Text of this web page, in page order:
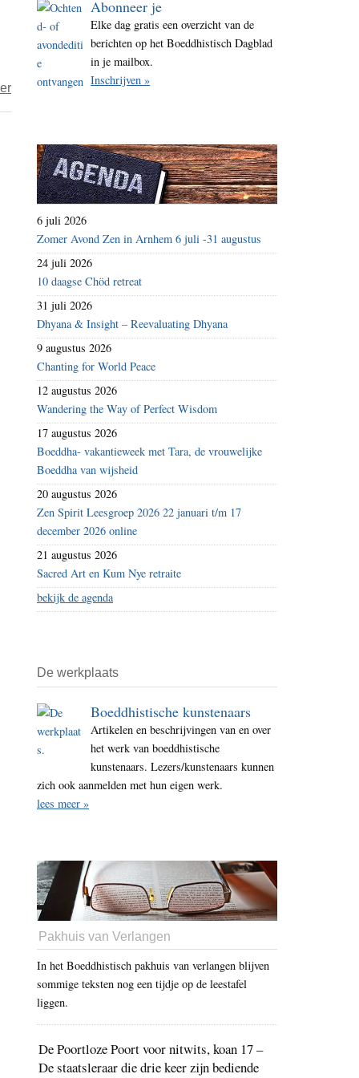
i
t
over
2019
verhulmoord
Abonneer je
Elke dag gratis een overzicht van de
berichten op het Boeddhistisch Dagblad
in je mailbox.
Inschrijven »
6 juli 2026
Zomer Avond Zen in Arnhem 6 juli -31 augustus
24 juli 2026
10 daagse Chöd retreat
31 juli 2026
Dhyana & Insight – Reevaluating Dhyana
9 augustus 2026
Chanting for World Peace
12 augustus 2026
Wandering the Way of Perfect Wisdom
17 augustus 2026
Boeddha- vakantieweek met Tara, de vrouwelijke
Boeddha van wijsheid
20 augustus 2026
Zen Spirit Leesgroep 2026 22 januari t/m 17
december 2026 online
21 augustus 2026
Sacred Art en Kum Nye retraite
bekijk de agenda
De werkplaats
Boeddhistische kunstenaars
Artikelen en beschrijvingen van en over
het werk van boeddhistische
kunstenaars. Lezers/kunstenaars kunnen
zich ook aanmelden met hun eigen werk.
lees meer »
Pakhuis van Verlangen
In het Boeddhistisch pakhuis van verlangen blijven
sommige teksten nog een tijdje op de leestafel
liggen.
De Poortloze Poort voor nitwits, koan 17 –
De staatsleraar die drie keer zijn bediende